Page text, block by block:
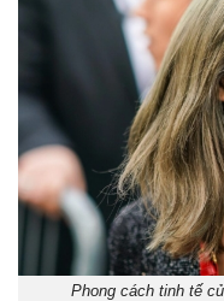
Phong cách tinh tế